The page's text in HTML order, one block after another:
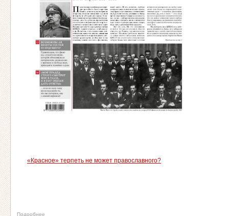
«Красное» терпеть не может православного?
Подробнее